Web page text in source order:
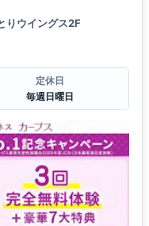
りウイングス2F
定休日
毎週日曜日